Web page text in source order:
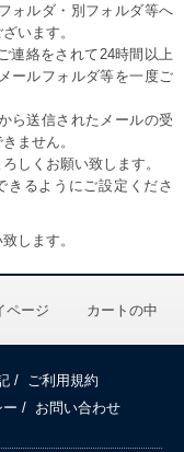
ォルダ・別フォルダ等へ
います。
連絡をされて24時間以上
ールフォルダ等を一度ご
ら送信されたメールの受
ません。
しくお願い致します。
きるようにご設定くださ
します。
ページ カートの中
/
ご利用規約
/ お問い合わせ